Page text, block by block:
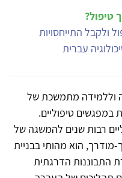
ולקבל התייחסויות
עברית
וללמידה מתמשכת של
במפגשים טיפוליים.
רבות שנים להמשגה של
מודרך, הוא מהותי בבניית
התבוננות הדרגתית